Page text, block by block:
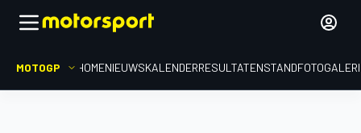
MOTOGP HOMENIEUWSKALENDERRESULTATENSTAND